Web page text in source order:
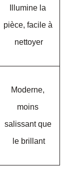
Illumine la
pièce, facile à
nettoyer
Moderne,
moins
salissant que
le brillant